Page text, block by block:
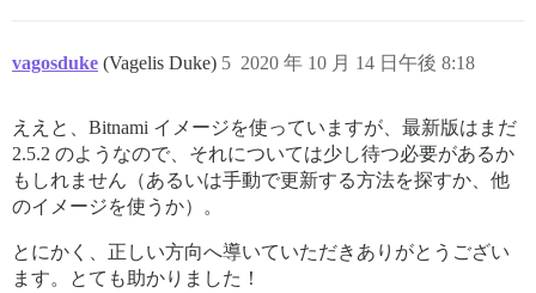
vagosduke (Vagelis Duke) 2020 年 10 月 14 日午後 8:18
5
ええと、Bitnami イメージを使っていますが、最新版はまだ
2.5.2 のようなので、それについては少し待つ必要があるか
もしれません（あるいは手動で更新する方法を探すか、他
のイメージを使うか）。
とにかく、正しい方向へ導いていただきありがとうござい
ます。とても助かりました！